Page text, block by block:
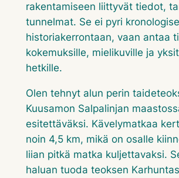
rakentamiseen liittyvät tiedot,
tunnelmat. Se ei pyri
historiakerrontaan, vaan antaa
kokemuksille, mielikuville ja
hetkille.
Olen tehnyt alun perin
Kuusamon Salpalinjan
esitettäväksi. Kävelymatkaa
noin 4,5 km, mikä on osalle
liian pitkä matka kuljettavaksi.
haluan tuoda teoksen